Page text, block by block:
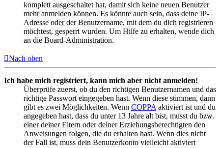
komplett ausgeschaltet hat, damit sich keine neuen Benutzer
mehr anmelden können. Es könnte auch sein, dass deine IP-
Adresse oder der Benutzername, mit dem du dich registrieren
möchtest, gesperrt wurden. Um Hilfe zu erhalten, wende dich
an die Board-Administration.
Nach oben
Ich habe mich registriert, kann mich aber nicht anmelden!
Überprüfe zuerst, ob du den richtigen Benutzernamen und das
richtige Passwort eingegeben hast. Wenn diese stimmen, dann
gibt es zwei Möglichkeiten. Wenn COPPA aktiviert ist und du
angegeben hast, dass du unter 13 Jahre alt bist, musst du bzw.
einer deiner Eltern oder deiner Erziehungsberechtigten den
Anweisungen folgen, die du erhalten hast. Wenn dies nicht
der Fall ist, muss dein Benutzerkonto vielleicht aktiviert